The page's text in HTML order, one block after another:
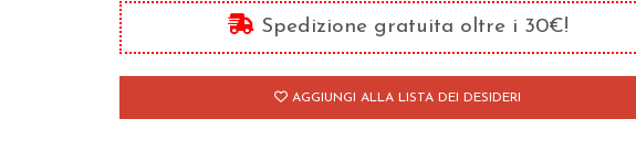
papato!
quantità
Spedizione gratuita oltre i 30€!
AGGIUNGI ALLA LISTA DEI DESIDERI